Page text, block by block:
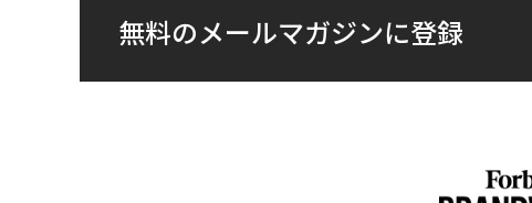
無料のメールマガジンに登録